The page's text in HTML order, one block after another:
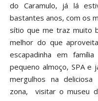
do Caramulo, já lá
bastantes anos, com os
sítio que me traz muito
melhor do que
escapadinha em
pequeno almoço, SPA e
mergulhos na deliciosa
zona, visitar o museu